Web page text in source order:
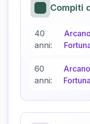
Compiti
40
anni:
Arcano
60
anni:
Arcano
Fortuna